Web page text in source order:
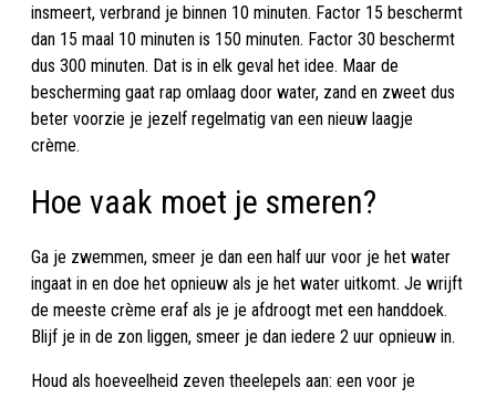
insmeert, verbrand je binnen 10 minuten. Factor 15 beschermt
dan 15 maal 10 minuten is 150 minuten. Factor 30 beschermt
dus 300 minuten. Dat is in elk geval het idee. Maar de
bescherming gaat rap omlaag door water, zand en zweet dus
beter voorzie je jezelf regelmatig van een nieuw laagje
crème.
Hoe vaak moet je smeren?
Ga je zwemmen, smeer je dan een half uur voor je het water
ingaat in en doe het opnieuw als je het water uitkomt. Je wrijft
de meeste crème eraf als je je afdroogt met een handdoek.
Blijf je in de zon liggen, smeer je dan iedere 2 uur opnieuw in.
Houd als hoeveelheid zeven theelepels aan: een voor je